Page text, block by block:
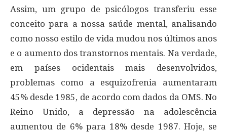
Assim, um grupo de psicólogos transferiu esse
conceito para a nossa saúde mental, analisando
como nosso estilo de vida mudou nos últimos anos
e o aumento dos transtornos mentais. Na verdade,
em países ocidentais mais desenvolvidos,
problemas como a esquizofrenia aumentaram
45% desde 1985, de acordo com dados da OMS. No
Reino Unido, a depressão na adolescência
aumentou de 6% para 18% desde 1987. Hoje, se